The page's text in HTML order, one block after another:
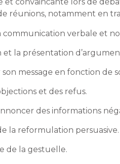
réunions, notamment en
communication verbale et
et la présentation
son message en fonction de
et des refus.
des informations
la reformulation persuasive.
de la gestuelle.